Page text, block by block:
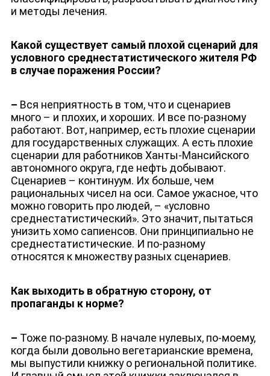
и методы лечения.
Какой существует самый плохой сценарий для
условного среднестатистического жителя РФ
в случае поражения России?
– Вся неприятность в том, что и сценариев
много – и плохих, и хороших. И все по-разному
работают. Вот, например, есть плохие сценарии
для государственных служащих. А есть плохие
сценарии для работников Ханты-Мансийского
автономного округа, где нефть добывают.
Сценариев – континуум. Их больше, чем
рациональных чисел на оси. Самое ужасное, что
можно говорить про людей, – «условно
среднестатистический». Это значит, пытаться
унизить хомо сапиенсов. Они принципиально не
среднестатистические. И по-разному
относятся к множеству разных сценариев.
Как выходить в обратную сторону, от
пропаганды к норме?
– Тоже по-разному. В начале нулевых, по-моему,
когда были довольно вегетарианские времена,
мы выпустили книжку о региональной политике.